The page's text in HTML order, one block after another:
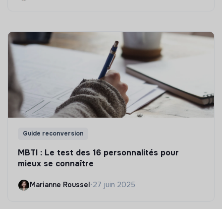
Guide reconversion
MBTI : Le test des 16 personnalités pour
mieux se connaître
Marianne Roussel•27 juin 2025